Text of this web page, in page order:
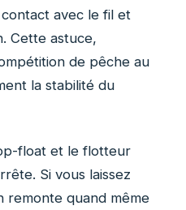
avec le fil et
Cette astuce,
de pêche au
la stabilité du
float et le flotteur
Si vous laissez
remonte quand même